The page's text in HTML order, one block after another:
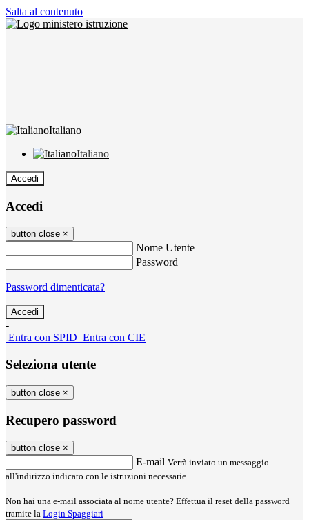
Salta al contenuto
Italiano
Italiano
Accedi
Accedi
button close ×
Nome Utente
Password
Password dimenticata?
-
Entra con SPID Entra con CIE
Seleziona utente
button close ×
Recupero password
button close ×
E-mail Verrà inviato un messaggio
all'indirizzo indicato con le istruzioni necessarie.
Non hai una e-mail associata al nome utente? Effettua il reset della password
tramite la Login Spaggiari